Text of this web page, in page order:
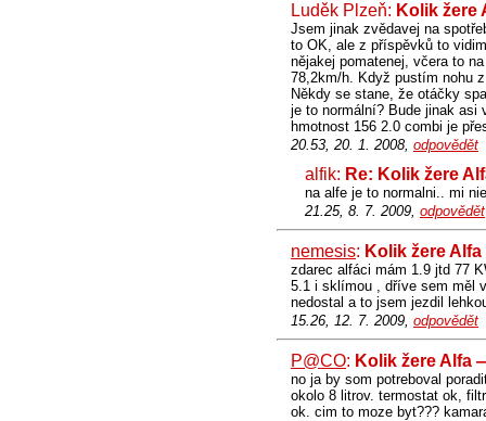
Luděk Plzeň: Kolik
Jsem jinak zvědavej na
to OK, ale z příspěvků to
nějakej pomatenej, včera to
78,2km/h. Když pustím nohu
Někdy se stane, že otáčky
je to normální? Bude jinak asi
hmotnost 156 2.0 combi je
20.53, 20. 1. 2008, odpovědět
alfik: Re: Kolik žere
na alfe je to normalni.. mi
21.25, 8. 7. 2009, odpovědět
nemesis: Kolik žere
zdarec alfáci mám 1.9 jtd 77
5.1 i sklímou , dříve sem měl
nedostal a to jsem jezdil
15.26, 12. 7. 2009, odpovědět
P@CO: Kolik žere Alfa
no ja by som potreboval
okolo 8 litrov. termostat ok,
ok. cim to moze byt???